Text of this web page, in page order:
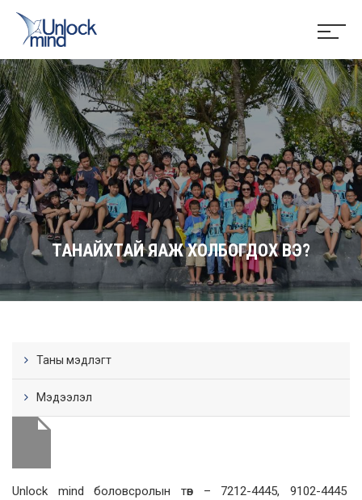
ТАНАЙХТАЙ ЯАЖ ХОЛБОГДОХ ВЭ?
Таны мэдлэгт
Мэдээлэл
Unlock mind боловсролын төв – 7212-4445, 9102-4445